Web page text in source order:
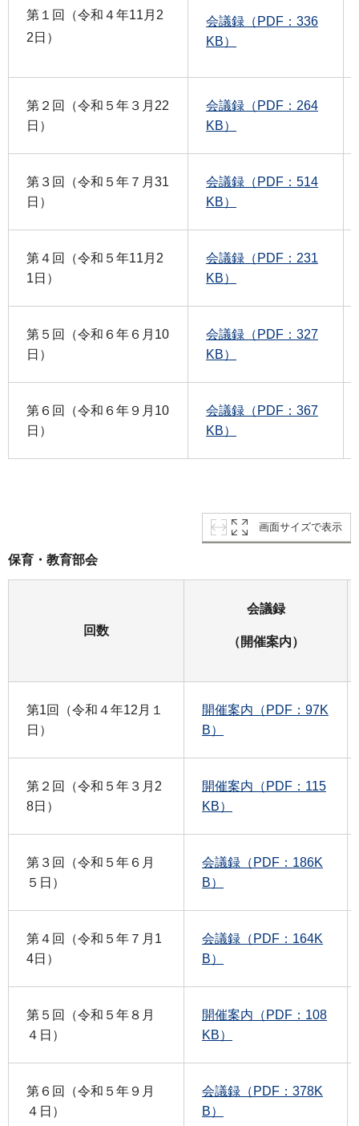
第１回（令和４年11月2
2日）
会議録（PDF：336
KB）
第２回（令和５年３月22
日）
会議録（PDF：264
KB）
第３回（令和５年７月31
日）
会議録（PDF：514
KB）
第４回（令和５年11月2
1日）
会議録（PDF：231
KB）
第５回（令和６年６月10
日）
会議録（PDF：327
KB）
第６回（令和６年９月10
日）
会議録（PDF：367
KB）
画面サイズで表示
保育・教育部会
回数
会議録
（開催案内）
第1回（令和４年12月１
日）
開催案内（PDF：97K
B）
第２回（令和５年３月2
8日）
開催案内（PDF：115
KB）
第３回（令和５年６月
５日）
会議録（PDF：186K
B）
第４回（令和５年７月1
4日）
会議録（PDF：164K
B）
第５回（令和５年８月
４日）
開催案内（PDF：108
KB）
第６回（令和５年９月
４日）
会議録（PDF：378K
B）